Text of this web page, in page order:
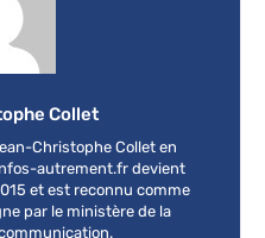
Collet
Christophe Collet en
autrement.fr devient
et est reconnu comme
par le ministère de la